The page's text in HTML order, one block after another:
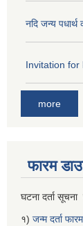
नदि जन्य
Invitation for
more
फारम
घटना दर्ता सूचना
१) जन्म दर्ता फारम